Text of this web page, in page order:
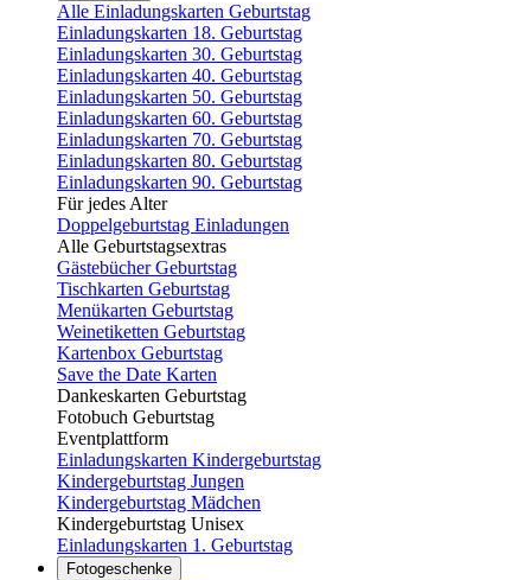
Alle Einladungskarten Geburtstag
Einladungskarten 18. Geburtstag
Einladungskarten 30. Geburtstag
Einladungskarten 40. Geburtstag
Einladungskarten 50. Geburtstag
Einladungskarten 60. Geburtstag
Einladungskarten 70. Geburtstag
Einladungskarten 80. Geburtstag
Einladungskarten 90. Geburtstag
Für jedes Alter
Doppelgeburtstag Einladungen
Alle Geburtstagsextras
Gästebücher Geburtstag
Tischkarten Geburtstag
Menükarten Geburtstag
Weinetiketten Geburtstag
Kartenbox Geburtstag
Save the Date Karten
Dankeskarten Geburtstag
Fotobuch Geburtstag
Eventplattform
Einladungskarten Kindergeburtstag
Kindergeburtstag Jungen
Kindergeburtstag Mädchen
Kindergeburtstag Unisex
Einladungskarten 1. Geburtstag
Fotogeschenke